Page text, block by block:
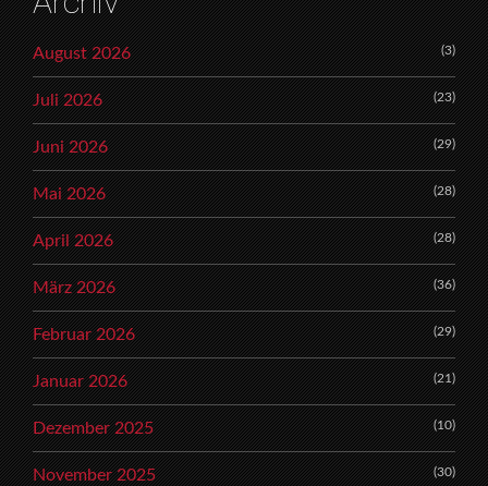
August 2026 (3)
Juli 2026 (23)
Juni 2026 (29)
Mai 2026 (28)
April 2026 (28)
März 2026 (36)
Februar 2026 (29)
Januar 2026 (21)
Dezember 2025 (10)
November 2025 (30)